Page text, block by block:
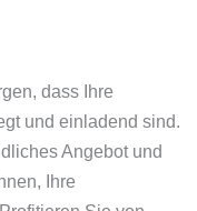
dass Ihre
und einladend sind.
Angebot und
Ihre